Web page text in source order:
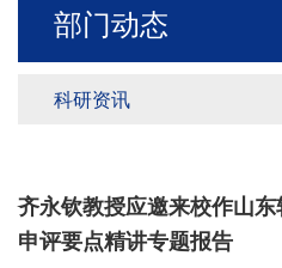
部门动态
科研资讯
齐永钦教授应邀来校作山
申评要点精讲专题报告